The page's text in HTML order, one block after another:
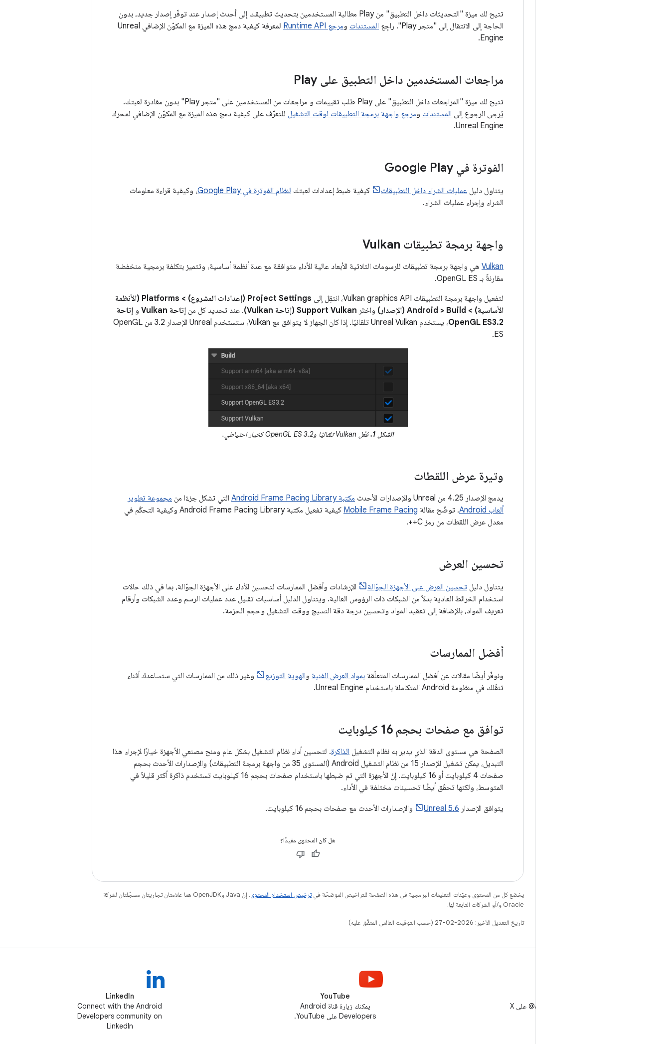
تتيح لك ميزة "التحديثات داخل التطبيق" من Play مطالبة المستخدمين بتحديث تطبيقك إلى أحدث إصدار عند توفّر إصدار جديد، بدون
الحاجة إلى الانتقال إلى "متجر Play". راجِع
المستندات ومرجع Runtime API
لمعرفة كيفية دمج هذه الميزة مع المكوّن الإضافي Unreal
Engine.
مراجعات المستخدمين داخل التطبيق على Play
تتيح لك ميزة "المراجعات داخل التطبيق" على Play طلب تقييمات و مراجعات من المستخدمين على "متجر Play" بدون مغادرة لعبتك.
يُرجى الرجوع إلى المستندات ومرجع واجهة برمجة التطبيقات لوقت التشغيل للتعرّف على كيفية دمج هذه الميزة مع المكوّن الإضافي لمحرك
Unreal Engine.
الفوترة في Google Play
يتناول دليل عمليات الشراء داخل التطبيقات كيفية ضبط إعدادات لعبتك لنظام الفوترة في Google Play
، وكيفية قراءة معلومات
الشراء وإجراء عمليات الشراء.
واجهة برمجة تطبيقات Vulkan
Vulkan هي واجهة برمجة تطبيقات للرسومات الثلاثية الأبعاد عالية الأداء متوافقة مع عدة أنظمة أساسية، وتتميز بتكلفة برمجية منخفضة
مقارنةً بـ OpenGL ES.
لتفعيل واجهة برمجة التطبيقات Vulkan graphics API، انتقِل إلى
Project Settings (إعدادات المشروع) > Platforms (الأنظمة
الأساسية) > Android > Build (الإصدار)
واختَر Support Vulkan (إتاحة Vulkan) . عند تحديد كل من إتاحة Vulkan و إتاحة
OpenGL ES3.2
، يستخدم Unreal Vulkan تلقائيًا. إذا كان الجهاز لا يتوافق مع Vulkan، ستستخدم Unreal الإصدار 3.2 من OpenGL
ES.
الشكل 1. فعِّل Vulkan تلقائيًا وOpenGL ES 3.2 كخيار احتياطي.
وتيرة عرض اللقطات
يدمج الإصدار 4.25 من Unreal والإصدارات الأحدث مكتبة Android Frame Pacing Library التي تشكل جزءًا من مجموعة تطوير
ألعاب Android
. توضّح مقالة Mobile Frame Pacing
كيفية تفعيل مكتبة Android Frame Pacing Library وكيفية التحكّم في
معدل عرض اللقطات من رمز C++.
تحسين العرض
يتناول دليل تحسين العرض على الأجهزة الجوّالة
الإرشادات وأفضل الممارسات لتحسين الأداء على الأجهزة الجوّالة، بما في ذلك حالات
استخدام الخرائط العادية بدلاً من الشبكات ذات الرؤوس العالية. ويتناول الدليل أساسيات تقليل عدد عمليات الرسم وعدد الشبكات وأرقام
تعريف المواد، بالإضافة إلى تعقيد المواد وتحسين درجة دقة النسيج ووقت التشغيل وحجم الحزمة.
أفضل الممارسات
ونوفّر أيضًا مقالات عن أفضل الممارسات المتعلّقة بمواد العرض الفنية والهوية التوزيع
وغير ذلك من الممارسات التي ستساعدك أثناء
تنقّلك في منظومة Android المتكاملة باستخدام Unreal Engine.
توافق مع صفحات بحجم 16 كيلوبايت
الصفحة هي مستوى الدقة الذي يدير به نظام التشغيل الذاكرة. لتحسين أداء نظام التشغيل بشكل عام ومنح مصنعي الأجهزة خيارًا لإجراء هذا
التبديل، يمكن تشغيل الإصدار 15 من نظام التشغيل Android (المستوى 35 من واجهة برمجة التطبيقات) والإصدارات الأحدث بحجم
صفحات 4 كيلوبايت أو 16 كيلوبايت. إنّ الأجهزة التي تم ضبطها باستخدام صفحات بحجم 16 كيلوبايت تستخدم ذاكرة أكثر قليلاً في
المتوسط، ولكنها تحقّق أيضًا تحسينات مختلفة في الأداء.
يتوافق الإصدار Unreal 5.6 والإصدارات الأحدث مع صفحات بحجم 16 كيلوبايت.
هل كان المحتوى مفيدًا؟
يخضع كل من المحتوى وعيّنات التعليمات البرمجية في هذه الصفحة للتراخيص الموضحّة فيترخيص استخدام المحتوى
. إنّ Java وOpenJDK هما علامتان تجاريتان مسجَّلتان لشركة
Oracle و/أو الشركات التابعة لها.
تاريخ التعديل الأخير: 2026-02-27 (حسب التوقيت العالمي المتفَّق عليه)
YouTube
يمكنك زيارة قناة Android
Developers على YouTube.
LinkedIn
Connect with the Android
Developers community on
LinkedIn